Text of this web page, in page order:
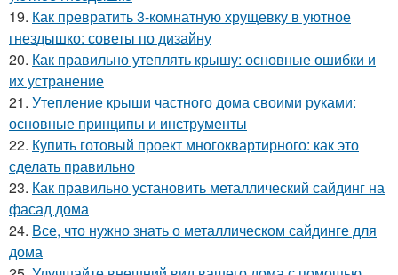
19. Как превратить 3-комнатную хрущевку в уютное
гнездышко: советы по дизайну
20. Как правильно утеплять крышу: основные ошибки и
их устранение
21. Утепление крыши частного дома своими руками:
основные принципы и инструменты
22. Купить готовый проект многоквартирного: как это
сделать правильно
23. Как правильно установить металлический сайдинг на
фасад дома
24. Все, что нужно знать о металлическом сайдинге для
дома